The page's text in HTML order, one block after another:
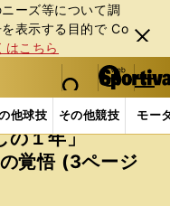
ーズ等について調
表⽰する⽬的で Co
はこちら
閉じ
る
web Sportiva (webスポルティーバ)
検索
マイペ
ー
ジ
メニュ
他球技 その他競技 モー
他 Jリーグ 2019年
の１年」
覚悟 (3ページ